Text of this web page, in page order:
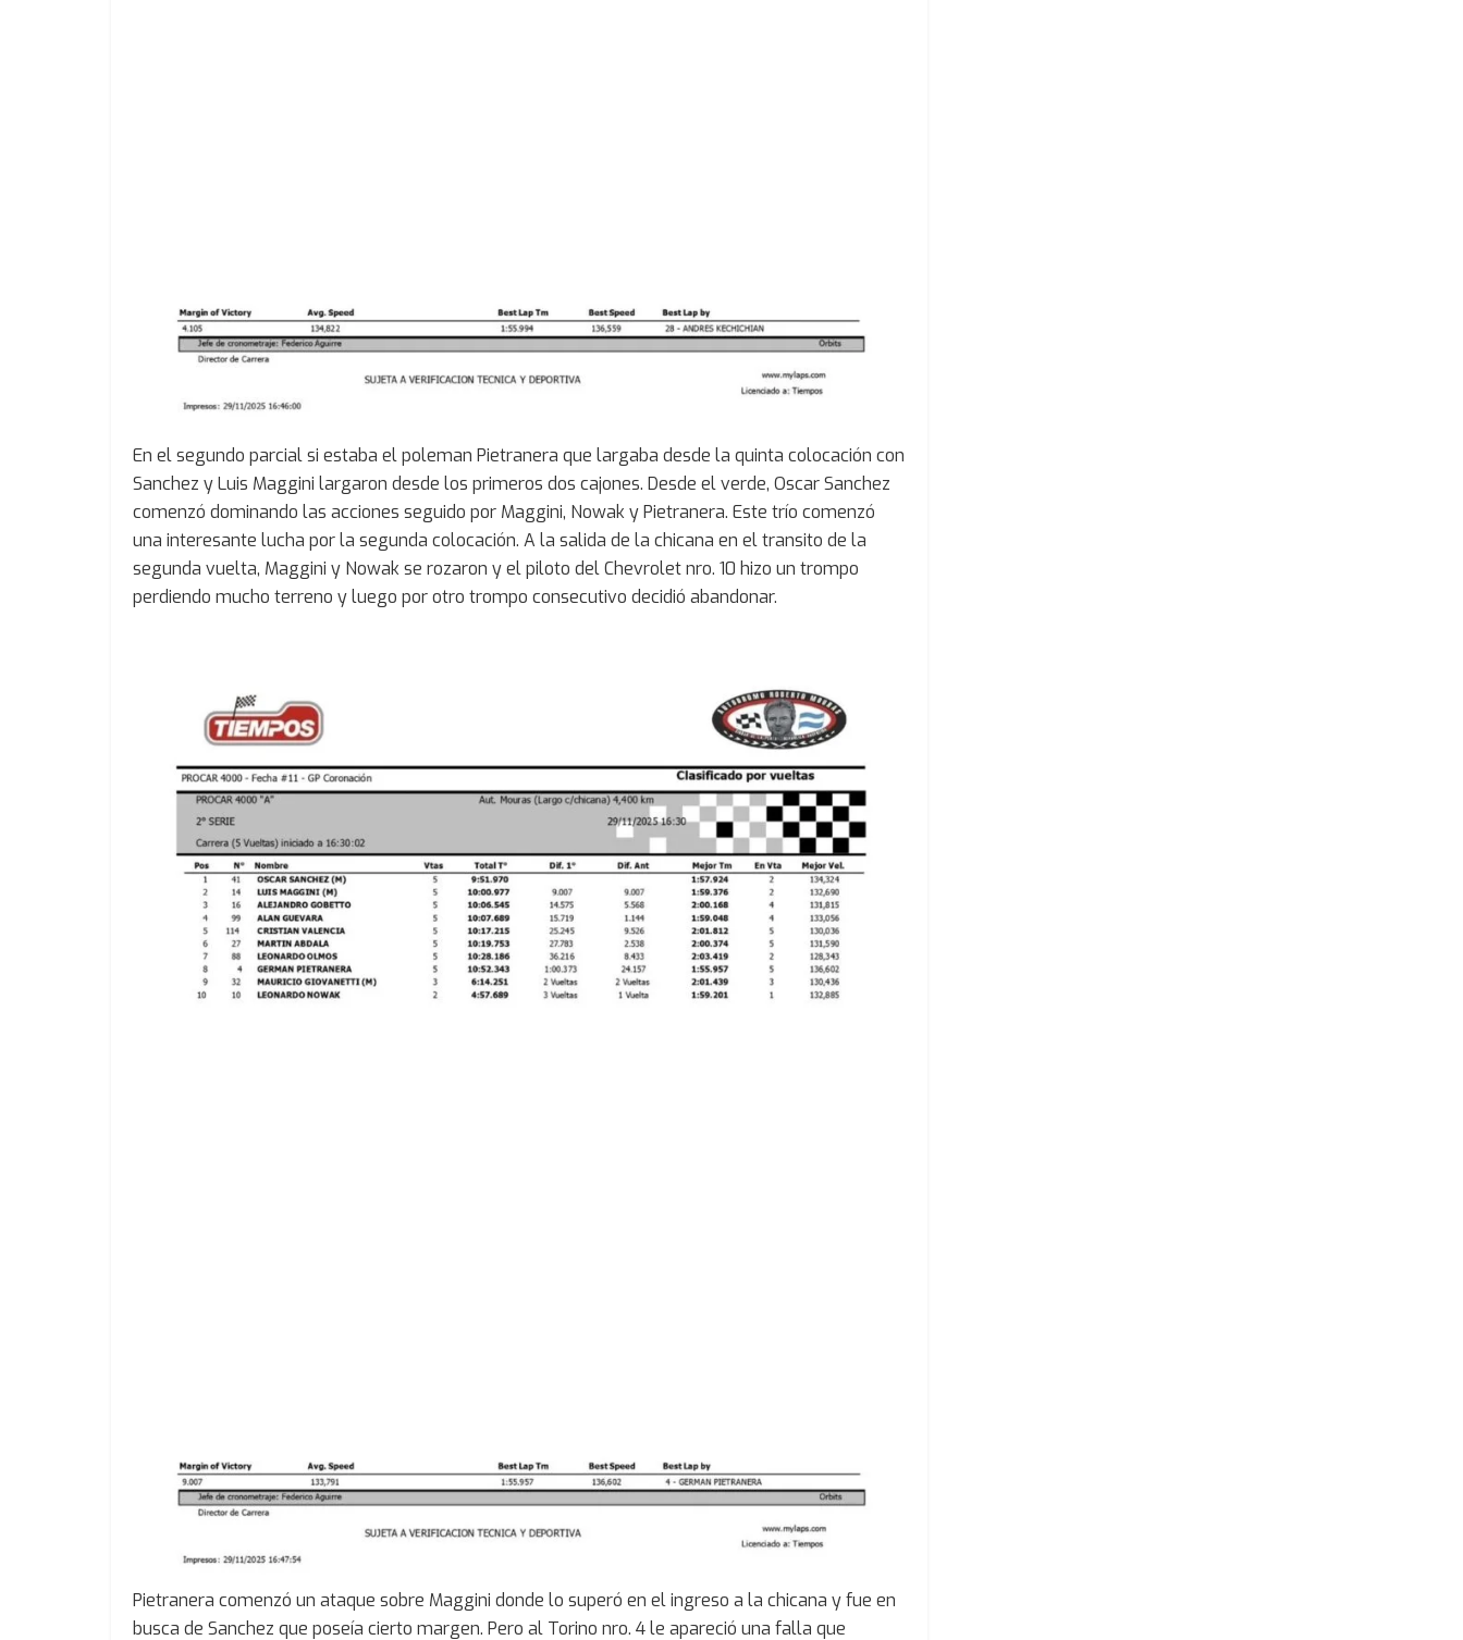
En el segundo parcial si estaba el poleman Pietranera que largaba desde la quinta colocación con
Sanchez y Luis Maggini largaron desde los primeros dos cajones. Desde el verde, Oscar Sanchez
comenzó dominando las acciones seguido por Maggini, Nowak y Pietranera. Este trío comenzó
una interesante lucha por la segunda colocación. A la salida de la chicana en el transito de la
segunda vuelta, Maggini y Nowak se rozaron y el piloto del Chevrolet nro. 10 hizo un trompo
perdiendo mucho terreno y luego por otro trompo consecutivo decidió abandonar.
Pietranera comenzó un ataque sobre Maggini donde lo superó en el ingreso a la chicana y fue en
busca de Sanchez que poseía cierto margen. Pero al Torino nro. 4 le apareció una falla que